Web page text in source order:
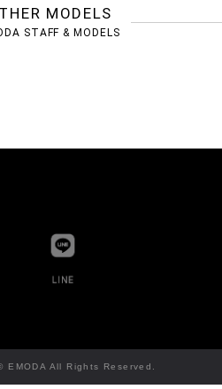
MODELS
STAFF & MODELS
EMODA All Rights Reserved.